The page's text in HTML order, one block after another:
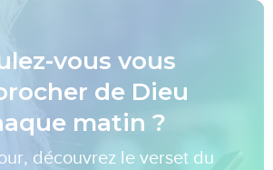
vous vous
de Dieu
matin ?
découvrez le verset du